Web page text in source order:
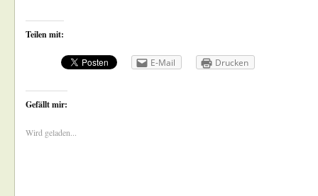
Teilen mit:
E-Mail Drucken
Gefällt mir:
Wird geladen...